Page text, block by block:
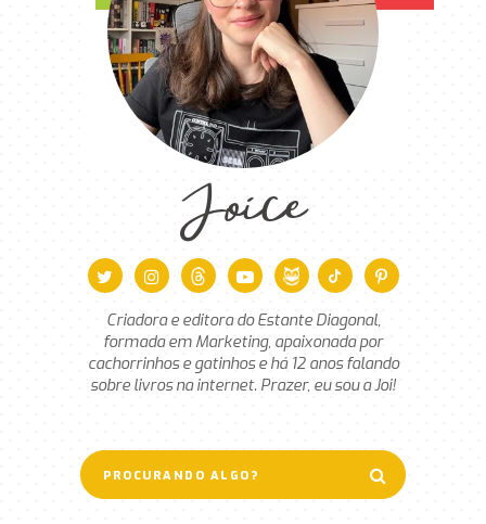
Joice
Criadora e editora do Estante Diagonal,
formada em Marketing, apaixonada por
cachorrinhos e gatinhos e há 12 anos falando
sobre livros na internet. Prazer, eu sou a Joi!